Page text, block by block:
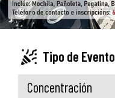
Tipo de Evento
Concentración